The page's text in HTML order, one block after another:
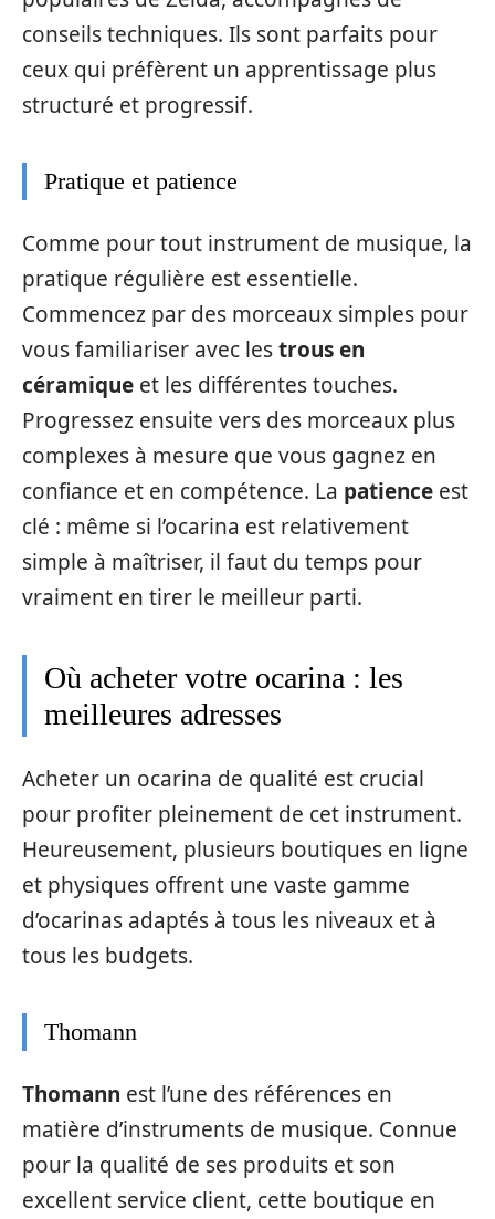
conseils techniques. Ils sont parfaits pour
ceux qui préfèrent un apprentissage plus
structuré et progressif.
Pratique et patience
Comme pour tout instrument de musique, la
pratique régulière est essentielle.
Commencez par des morceaux simples pour
vous familiariser avec lestrous en
céramique et les différentes touches.
Progressez ensuite vers des morceaux plus
complexes à mesure que vous gagnez en
confiance et en compétence. La patience est
clé : même si l’ocarina est relativement
simple à maîtriser, il faut du temps pour
vraiment en tirer le meilleur parti.
Où acheter votre ocarina : les
meilleures adresses
Acheter un ocarina de qualité est crucial
pour profiter pleinement de cet instrument.
Heureusement, plusieurs boutiques en ligne
et physiques offrent une vaste gamme
d’ocarinas adaptés à tous les niveaux et à
tous les budgets.
Thomann
Thomann est l’une des références en
matière d’instruments de musique. Connue
pour la qualité de ses produits et son
excellent service client, cette boutique en